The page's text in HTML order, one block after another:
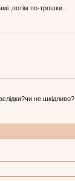
,потім по-трошки...
не шкідливо?